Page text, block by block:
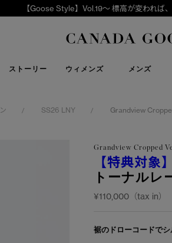
【Goose Style】Vol.19～ 標高が変われば
ストーリー ウィメンズ メンズ
下取り申請
/ SS26 LNY / Grandview
Grandview Cropped
【特典対象】
トーナルレ
¥110,000（tax in）
裾のドローコードで